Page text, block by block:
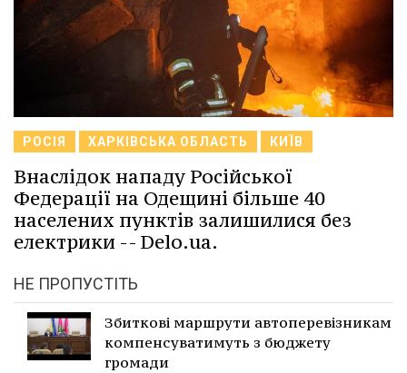
РОСІЯ ХАРКІВСЬКА ОБЛАСТЬ КИЇВ
Внаслідок нападу Російської
Федерації на Одещині більше 40
населених пунктів залишилися без
електрики -- Delo.ua.
НЕ ПРОПУСТІТЬ
Збиткові маршрути автоперевізникам
компенсуватимуть з бюджету
громади